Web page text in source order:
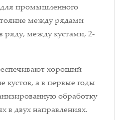
промышленного
между рядами
ряду, между кустами, 2-
хороший
кустов, а в первые годы
обработку
в двух направлениях.